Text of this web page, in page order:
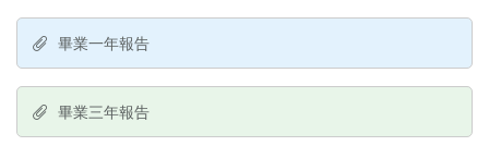
畢業一年報告
畢業三年報告